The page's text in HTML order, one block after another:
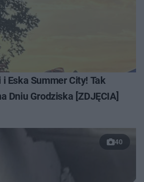
Eska Summer City! Tak
Dniu Grodziska [ZDJĘCIA]
40